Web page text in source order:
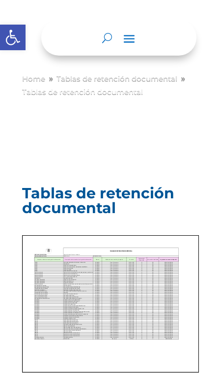
Abrir barra de herramientas
Home 9 Tablas de retención documental 9
Tablas de retención documental
Tablas de retención
documental